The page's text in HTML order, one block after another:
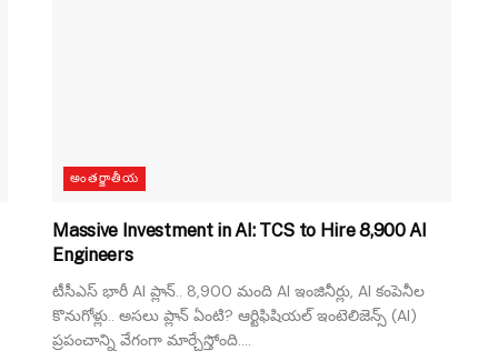
అంతర్జాతీయ
Massive Investment in AI: TCS to Hire 8,900 AI
Engineers
టీసీఎస్ భారీ AI ప్లాన్.. 8,900 మంది AI ఇంజినీర్లు, AI కంపెనీల
కొనుగోళ్లు.. అసలు ప్లాన్ ఏంటి? ఆర్టిఫిషియల్ ఇంటెలిజెన్స్ (AI)
ప్రపంచాన్ని వేగంగా మార్చేస్తోంది....